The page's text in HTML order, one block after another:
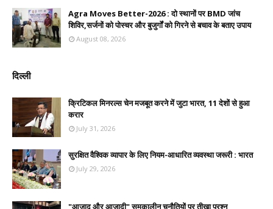
Agra Moves Better-2026 : दो स्थानों पर BMD जांच
शिविर,सर्जनों को पोस्चर और बुजुर्गों को गिरने से बचाव के बताए उपाय
August 08, 2026
दिल्ली
क्रिटिकल मिनरल्स चेन मजबूत करने में जुटा भारत, 11 देशों से हुआ
करार
July 31, 2026
सुरक्षित वैश्विक व्यापार के लिए नियम-आधारित व्यवस्था जरूरी : भारत
July 29, 2026
"आज़ाद और आज़ादी" समकालीन चुनौतियों पर तीखा प्रश्न